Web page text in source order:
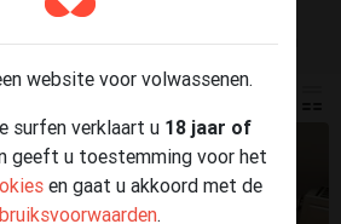
website voor volwassenen.
surfen verklaart u 18 jaar of
geeft u toestemming voor het
en gaat u akkoord met de
.
voorThuisontvangst Marsum